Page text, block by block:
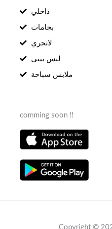
داخلي
بجامات
لانجري
لبس بيتي
ملابس سباحة
comming soon !!
Copyright ©